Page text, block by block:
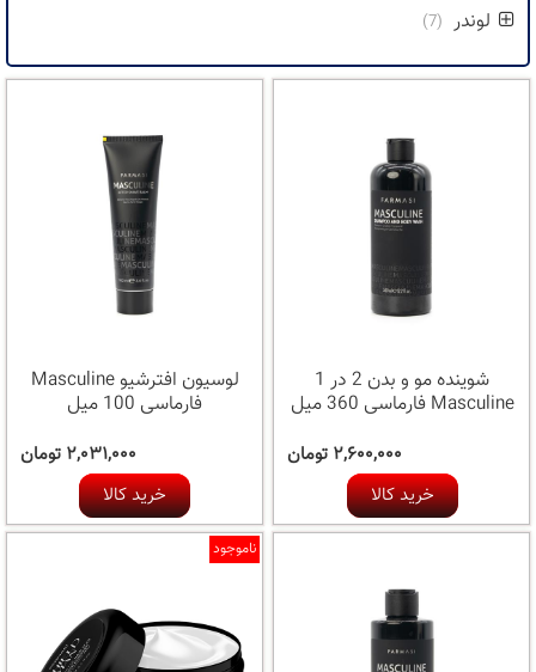
لوندر (7)
شوینده مو و بدن 2 در 1
Masculine فارماسی 360 میل
۲,۶۰۰,۰۰۰ تومان
خرید کالا
لوسیون افترشیو Masculine
فارماسی 100 میل
۲,۰۳۱,۰۰۰ تومان
خرید کالا
ناموجود